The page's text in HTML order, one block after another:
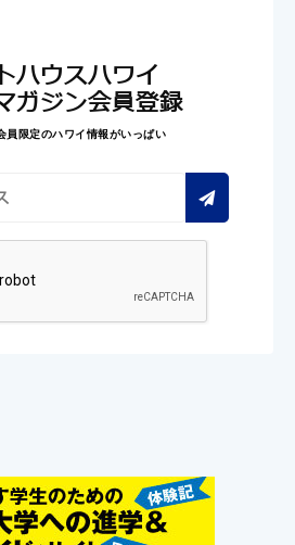
ハウスハワイ
ガジン会員登録
員限定のハワイ情報がいっぱい